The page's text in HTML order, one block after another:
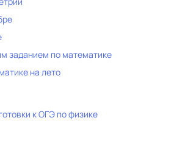
заданием по математике
на лето
к ОГЭ по физике